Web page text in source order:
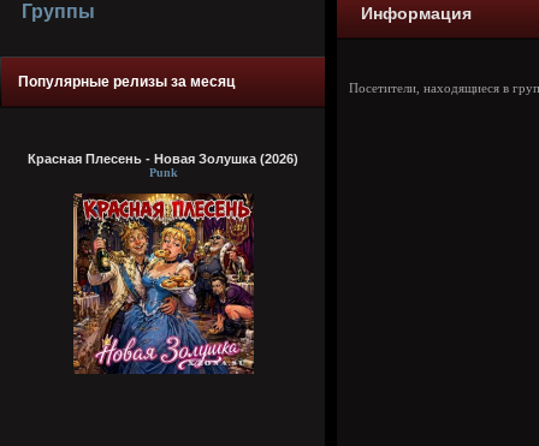
Группы
Популярные релизы за месяц
Красная Плесень - Новая Золушка (2026)
Punk
Информация
Посетители, находящиеся в